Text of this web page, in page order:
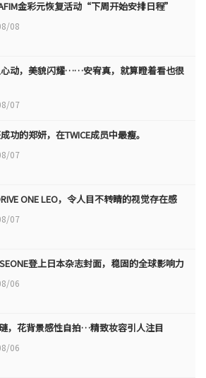
金彩元恢复活动“下周开始安排日程”
08
动，美貌闪耀……安宥真，就算瞪着看也很
07
功的郑妍，在TWICE成员中最瘦。
07
ONE LEO，令人目不转睛的视觉存在感
07
登上日本杂志封面，稳固的全球影响力
06
，花背景感性自拍…精致妆容引人注目
06